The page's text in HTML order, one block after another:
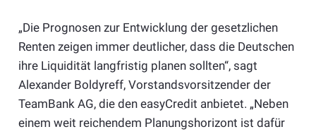
„Die Prognosen zur Entwicklung der gesetzlichen
Renten zeigen immer deutlicher, dass die Deutschen
ihre Liquidität langfristig planen sollten“, sagt
Alexander Boldyreff, Vorstandsvorsitzender der
TeamBank AG, die den easyCredit anbietet. „Neben
einem weit reichendem Planungshorizont ist dafür